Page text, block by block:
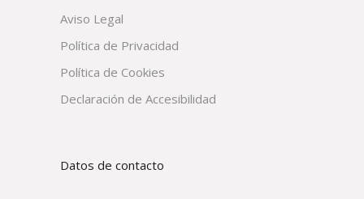
Aviso Legal
Política de Privacidad
Política de Cookies
Declaración de Accesibilidad
Datos de contacto